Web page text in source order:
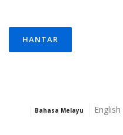
Bahasa Melayu English